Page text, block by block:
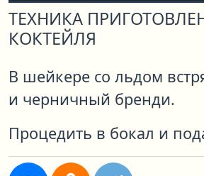
ТЕХНИКА
КОКТЕЙЛЯ
В шейкере со льдом
и черничный бренди.
Процедить в бокал и